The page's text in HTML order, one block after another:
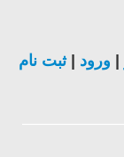
ورود |ثبت نام